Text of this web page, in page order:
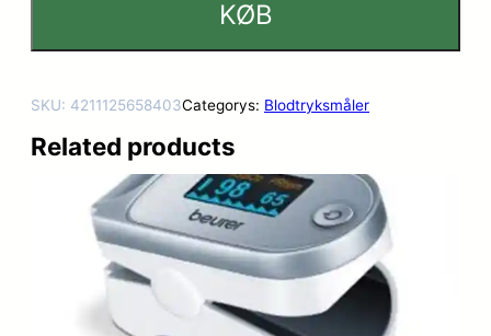
KØB
SKU: 4211125658403Categorys: Blodtryksmåler
Related products